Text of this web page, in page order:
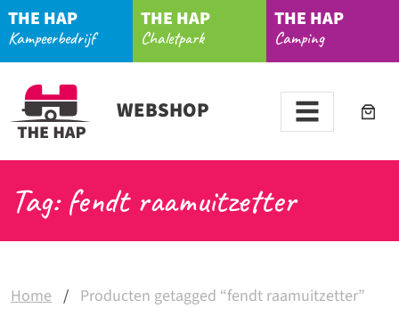
THE HAP
Kampeerbedrijf
THE HAP
Chaletpark
THE HAP
Camping
WEBSHOP
Tag: fendt raamuitzetter
Home / Producten getagged “fendt raamuitzetter”